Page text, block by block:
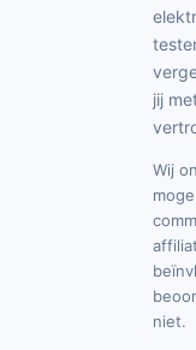
jij
Wij
niet.